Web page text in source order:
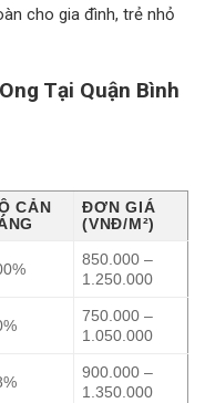
cho gia đình, trẻ nhỏ
Tại Quận Bình
CẢN
ĐƠN GIÁ
(VNĐ/M²)
850.000 –
1.250.000
750.000 –
1.050.000
900.000 –
1.350.000